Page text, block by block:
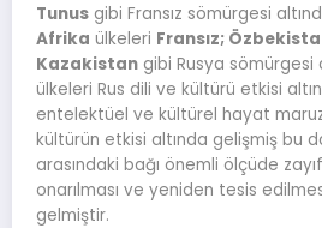
Tunus gibi Fransız sömürgesi
Afrika ülkeleri Fransız;
Kazakistan gibi Rusya sömürgesi
ülkeleri Rus dili ve kültürü etkisi
entelektüel ve kültürel hayat
kültürün etkisi altında gelişmiş bu
arasındaki bağı önemli ölçüde
onarılması ve yeniden tesis
gelmiştir.